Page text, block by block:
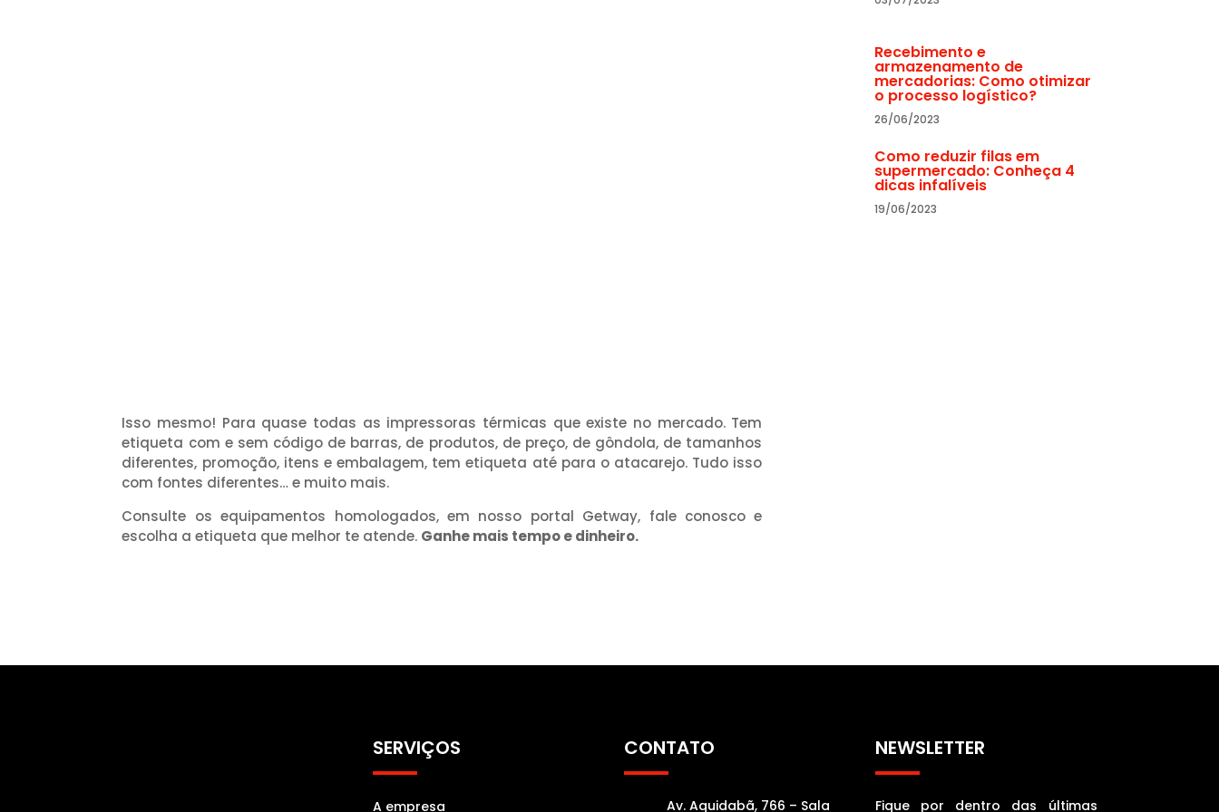
Isso mesmo! Para quase todas as impressoras térmicas que existe no mercado. Tem
etiqueta com e sem código de barras, de produtos, de preço, de gôndola, de tamanhos
diferentes, promoção, itens e embalagem, tem etiqueta até para o atacarejo. Tudo isso
com fontes diferentes… e muito mais.
Consulte os equipamentos homologados, em nosso portal Getway, fale conosco e
escolha a etiqueta que melhor te atende. Ganhe mais tempo e dinheiro.
Recebimento e
armazenamento de
mercadorias: Como otimizar
o processo logístico?
26/06/2023
Como reduzir filas em
supermercado: Conheça 4
dicas infalíveis
19/06/2023
SERVIÇOS
A empresa
CONTATO
Av. Aquidabã, 766 – Sala
NEWSLETTER
Fique por dentro das últimas